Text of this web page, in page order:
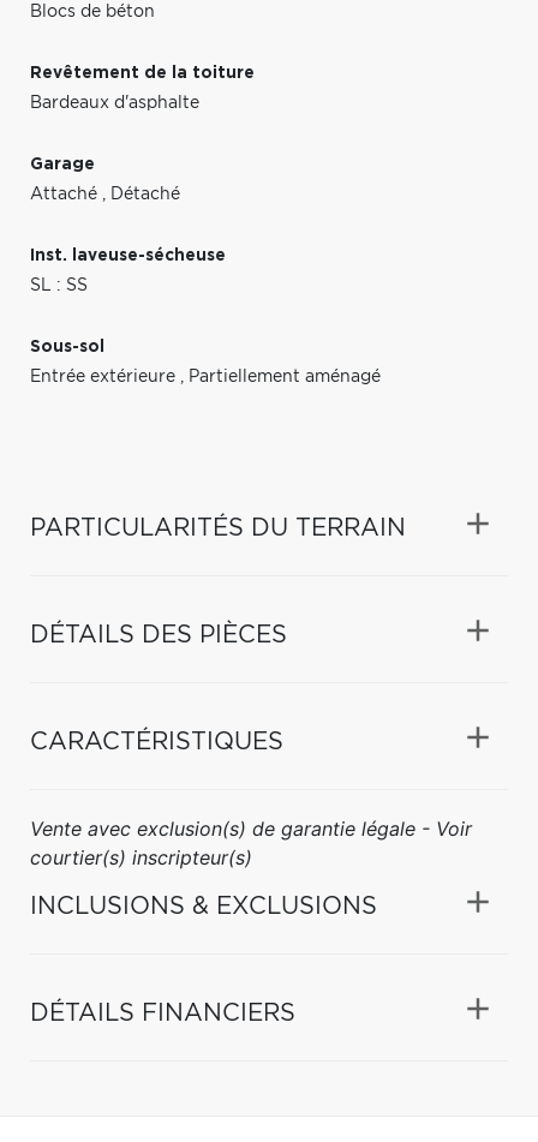
Blocs de béton
Revêtement de la toiture
Bardeaux d'asphalte
Garage
Attaché , Détaché
Inst. laveuse-sécheuse
SL : SS
Sous-sol
Entrée extérieure , Partiellement aménagé
PARTICULARITÉS DU TERRAIN
DÉTAILS DES PIÈCES
CARACTÉRISTIQUES
Vente avec exclusion(s) de garantie légale - Voir
courtier(s) inscripteur(s)
INCLUSIONS & EXCLUSIONS
DÉTAILS FINANCIERS